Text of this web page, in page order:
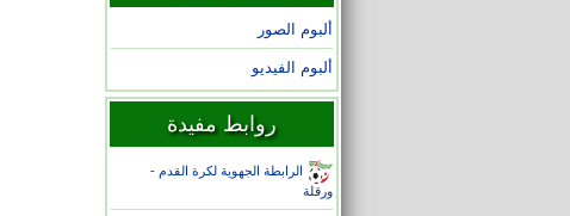
ألبوم الصور
ألبوم الفيديو
روابط مفيدة
الرابطة الجهوية لكرة القدم -
ورقلة